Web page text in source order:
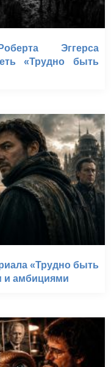
Эггерса
«Трудно быть
«Трудно быть
и амбициями